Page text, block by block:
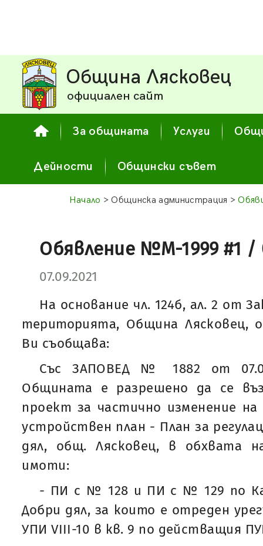
Община Лясковец
официален сайт
За общината Услуги
Дейности Общински съвет
Начало > Общинска администрация >
Обявление №М-1999 #1 /
07.09.2021
На основание чл. 124б, ал. 2 от
територията, Община Лясковец,
Ви съобщава:
Със ЗАПОВЕД № 1882 от
Общината е разрешено да се
проект за частично изменение
устройствен план - План за
дял, общ. Лясковец, в обхвата
имоти:
- ПИ с № 128 и ПИ с № 129 по
Добри дял, за които е отреден
УПИ VIII-10 в кв. 9 по действащия